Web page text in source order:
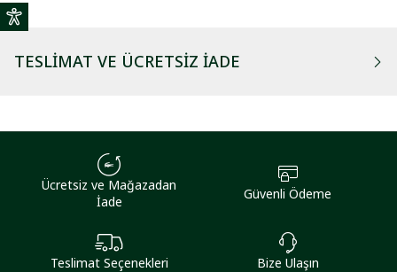
TESLIMAT VE ÜCRETSIZ İADE
Ücretsiz ve Mağazadan
İade
Güvenli Ödeme
Teslimat Seçenekleri Bize Ulaşın